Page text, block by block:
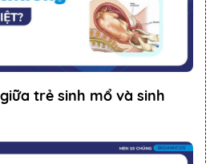
trẻ sinh mổ và sinh